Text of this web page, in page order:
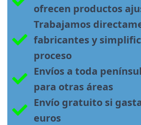
ofrecen productos
Trabajamos
fabricantes y
proceso
Envíos a toda
para otras áreas
Envío gratuito si
euros